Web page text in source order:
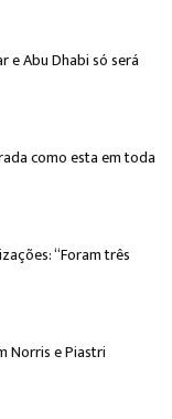
e Abu Dhabi só será
como esta em toda
“Foram três
Norris e Piastri